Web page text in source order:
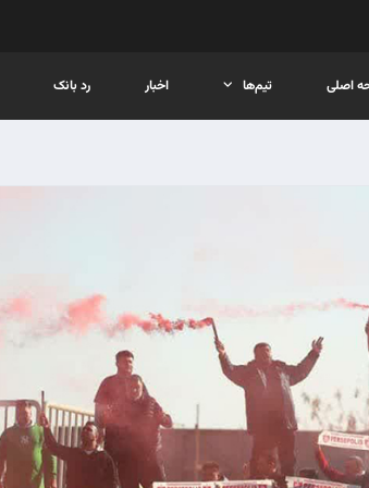
اصلی تیم‌ها اخبار رد بانک